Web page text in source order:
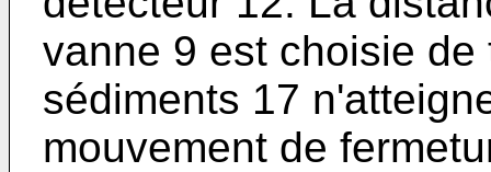
vanne 9 est choisie
sédiments 17
mouvement de